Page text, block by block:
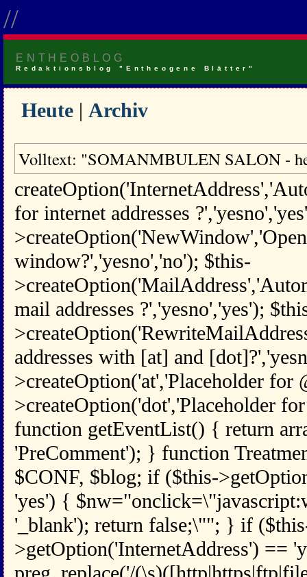
//
ENTHEOBLOG
Redaktionsblog "Entheogene Blätter"
Heute | Archiv
Volltext: "SOMANMBULEN SALON -
for internet addresses
window?','yesno','no'); $this-
mail addresses ?','yesno','yes');
addresses with [at] and
>createOption('at','Placeholder for
>createOption('dot','Placeholder
function getEventList() { return
'PreComment'); } function
$CONF, $blog; if ($this-
'yes') {
'_blank'); return false;\""; } if
>getOption('InternetAddress') ==